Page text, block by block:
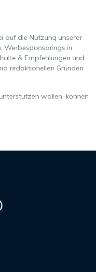
auf die Nutzung unserer
Werbesponsorings in
& Empfehlungen und
redaktionellen Gründen
wollen, können